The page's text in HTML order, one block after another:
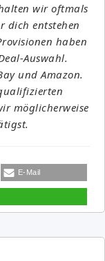
wir oftmals
dich entstehen
haben
Auswahl.
und Amazon.
möglicherweise
E-Mail